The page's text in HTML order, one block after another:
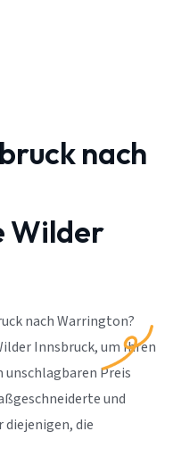
nach
Wilder
nach Warrington?
Innsbruck, um Ihren
unschlagbaren Preis
und
diejenigen, die